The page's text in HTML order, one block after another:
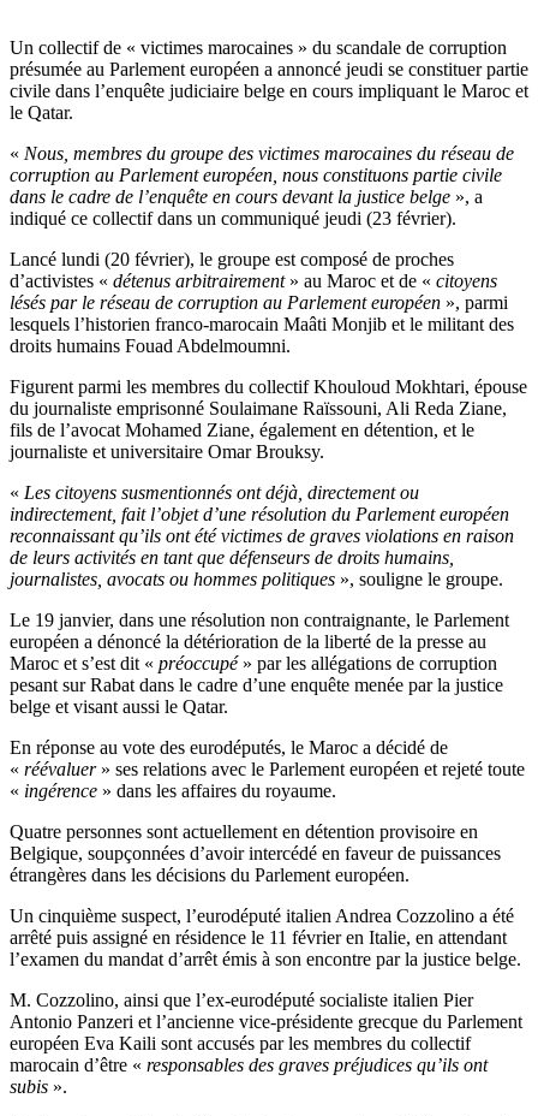
Un collectif de « victimes marocaines » du scandale de corruption
présumée au Parlement européen a annoncé jeudi se constituer partie
civile dans l’enquête judiciaire belge en cours impliquant le Maroc et
le Qatar.
« Nous, membres du groupe des victimes marocaines du réseau de
corruption au Parlement européen, nous constituons partie civile
dans le cadre de l’enquête en cours devant la justice belge », a
indiqué ce collectif dans un communiqué jeudi (23 février).
Lancé lundi (20 février), le groupe est composé de proches
d’activistes « détenus arbitrairement » au Maroc et de « citoyens
lésés par le réseau de corruption au Parlement européen », parmi
lesquels l’historien franco-marocain Maâti Monjib et le militant des
droits humains Fouad Abdelmoumni.
Figurent parmi les membres du collectif Khouloud Mokhtari, épouse
du journaliste emprisonné Soulaimane Raïssouni, Ali Reda Ziane,
fils de l’avocat Mohamed Ziane, également en détention, et le
journaliste et universitaire Omar Brouksy.
« Les citoyens susmentionnés ont déjà, directement ou
indirectement, fait l’objet d’une résolution du Parlement européen
reconnaissant qu’ils ont été victimes de graves violations en raison
de leurs activités en tant que défenseurs de droits humains,
journalistes, avocats ou hommes politiques », souligne le groupe.
Le 19 janvier, dans une résolution non contraignante, le Parlement
européen a dénoncé la détérioration de la liberté de la presse au
Maroc et s’est dit « préoccupé» par les allégations de corruption
pesant sur Rabat dans le cadre d’une enquête menée par la justice
belge et visant aussi le Qatar.
En réponse au vote des eurodéputés, le Maroc a décidé de
« réévaluer» ses relations avec le Parlement européen et rejeté toute
« ingérence » dans les affaires du royaume.
Quatre personnes sont actuellement en détention provisoire en
Belgique, soupçonnées d’avoir intercédé en faveur de puissances
étrangères dans les décisions du Parlement européen.
Un cinquième suspect, l’eurodéputé italien Andrea Cozzolino a été
arrêté puis assigné en résidence le 11 février en Italie, en attendant
l’examen du mandat d’arrêt émis à son encontre par la justice belge.
M. Cozzolino, ainsi que l’ex-eurodéputé socialiste italien Pier
Antonio Panzeri et l’ancienne vice-présidente grecque du Parlement
européen Eva Kaili sont accusés par les membres du collectif
marocain d’être « responsables des graves préjudices qu’ils ont
subis ».